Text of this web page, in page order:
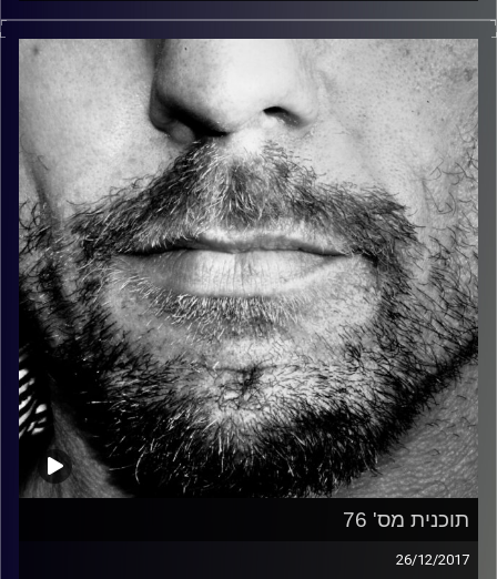
זיפים, מוזיקה מחוספסת של הופעות חיות. הרבה ג'אם, רוק,
בלוז, bluegrass, ג'אז, Fאנק, פרוגרסיב ואפילו אלקטרוניקה.
כל מה שחי, אמיתי ונושם.
עם שמוליק רגב.
קרדיט תמונות: David Goehring
תוכנית מס' 76
26/12/2017